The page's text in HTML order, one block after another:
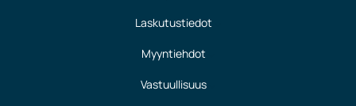
Laskutustiedot
Myyntiehdot
Vastuullisuus